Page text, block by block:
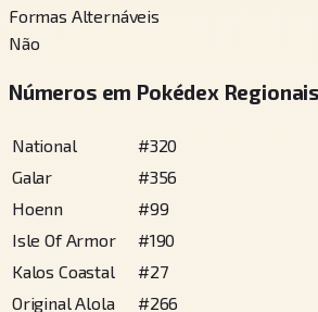
Formas Alternáveis
Não
Números em Pokédex Regionais
National #320
Galar
#356
Hoenn
#99
Isle Of Armor
#190
Kalos Coastal
#27
Original Alola
#266